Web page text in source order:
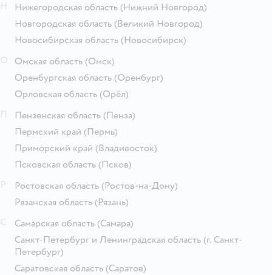
Нижегородская область (Нижний Новгород)
Новгородская область (Великий Новгород)
Новосибирская область (Новосибирск)
Омская область (Омск)
Оренбургская область (Оренбург)
Орловская область (Орёл)
Пензенская область (Пенза)
Пермский край (Пермь)
Приморский край (Владивосток)
Псковская область (Псков)
Ростовская область (Ростов-на-Дону)
Рязанская область (Рязань)
Самарская область (Самара)
Санкт-Петербург и Ленинградская область (г. Санкт-
Петербург)
Саратовская область (Саратов)